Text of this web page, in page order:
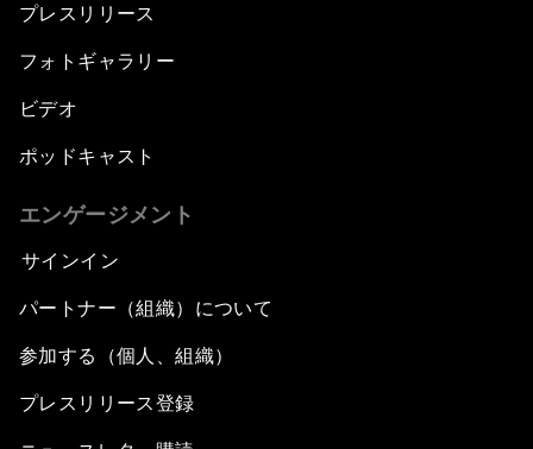
プレスリリース
フォトギャラリー
ビデオ
ポッドキャスト
エンゲージメント
サインイン
パートナー（組織）について
参加する（個人、組織）
プレスリリース登録